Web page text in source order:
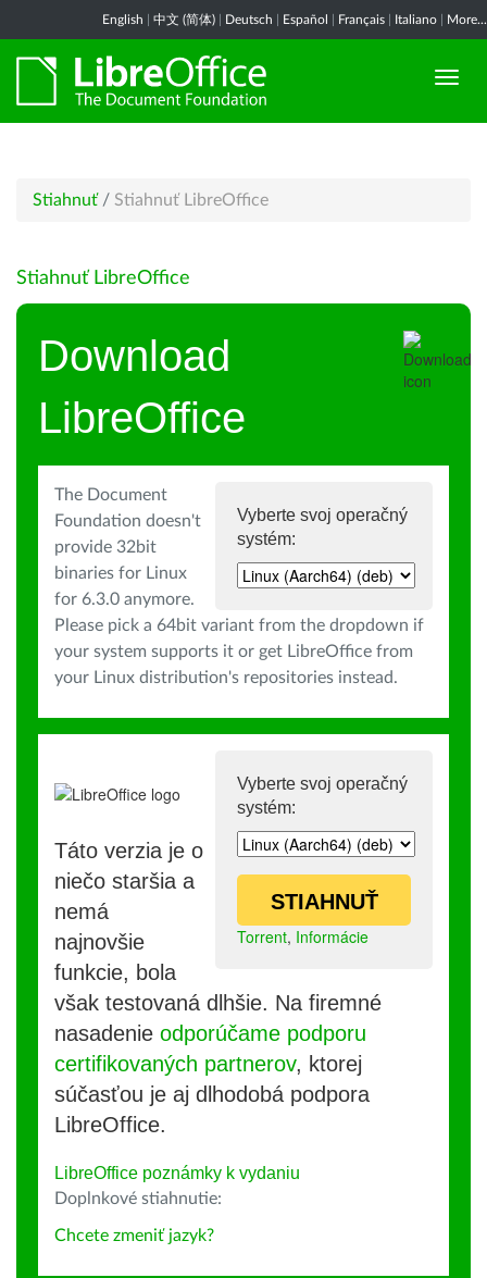
English 中文 (简体) Deutsch Español Français Italiano More...
Stiahnuť / Stiahnuť LibreOffice
Stiahnuť LibreOffice
Download
LibreOffice
Vyberte svoj operačný
systém:
The Document
Foundation doesn't
provide 32bit
binaries for Linux
for 6.3.0 anymore.
Please pick a 64bit variant from the dropdown if
your system supports it or get LibreOffice from
your Linux distribution's repositories instead.
Vyberte svoj operačný
systém:
STIAHNUŤ
Torrent, Informácie
Táto verzia je o
niečo staršia a
nemá
najnovšie
funkcie, bola
však testovaná dlhšie. Na firemné
nasadenie odporúčame podporu
certifikovaných partnerov, ktorej
súčasťou je aj dlhodobá podpora
LibreOffice.
LibreOffice poznámky k vydaniu
Doplnkové stiahnutie:
Chcete zmeniť jazyk?